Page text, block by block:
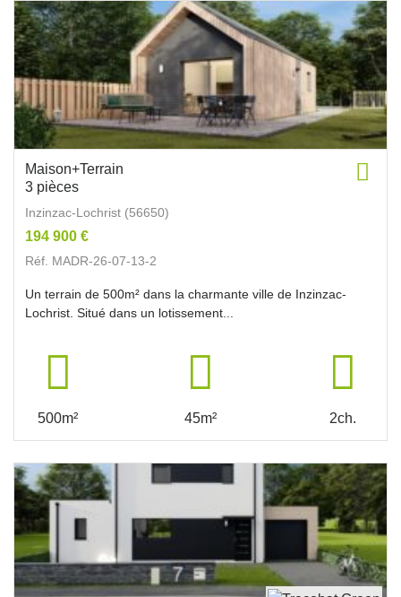
Maison+Terrain
3 pièces
Inzinzac-Lochrist (56650)
194 900 €
Réf. MADR-26-07-13-2
Un terrain de 500m² dans la charmante ville de Inzinzac-
Lochrist. Situé dans un lotissement...
500m² 45m² 2ch.